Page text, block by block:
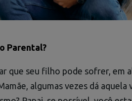
Parental?
que seu filho pode sofrer, em
algumas vezes dá